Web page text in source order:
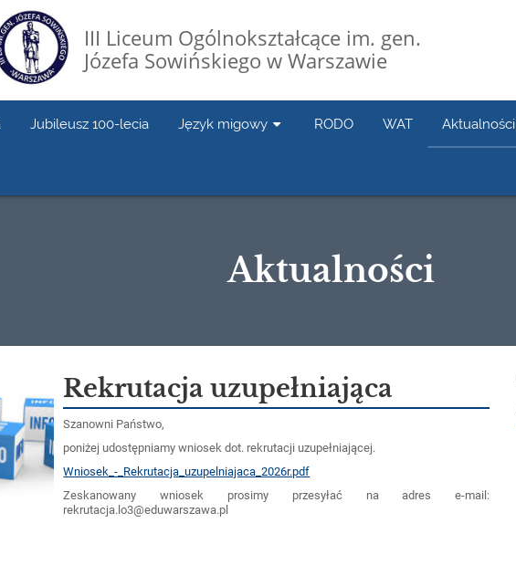
III Liceum Ogólnokształcące im. gen.
Józefa Sowińskiego w Warszawie
Jubileusz 100-lecia Język migowy RODO WAT Aktualności
Aktualności
Rekrutacja uzupełniająca
Szanowni Państwo,
poniżej udostępniamy wniosek dot. rekrutacji uzupełniającej.
Wniosek_-_Rekrutacja_uzupelniajaca_2026r.pdf
Zeskanowany wniosek prosimy przesyłać na adres e-mail:
rekrutacja.lo3@eduwarszawa.pl